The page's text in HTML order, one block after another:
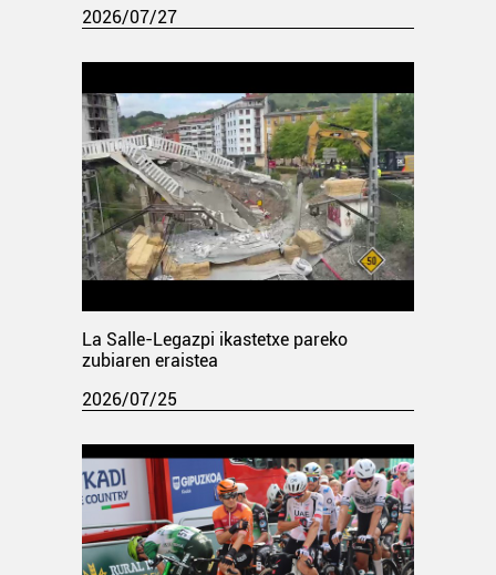
2026/07/27
La Salle-Legazpi ikastetxe pareko
zubiaren eraistea
2026/07/25